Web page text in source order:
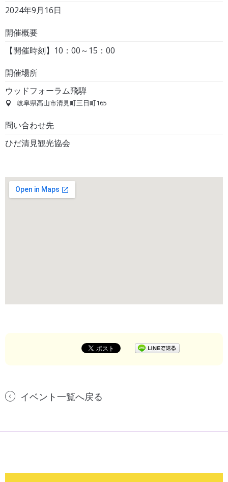
2024年9月16日
開催概要
【開催時刻】10：00～15：00
開催場所
ウッドフォーラム飛騨
岐阜県高山市清見町三日町165
問い合わせ先
ひだ清見観光協会
イベント一覧へ戻る